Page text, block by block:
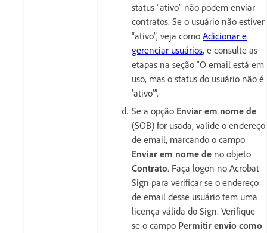
status “ativo” não podem enviar
contratos. Se o usuário não estiver
“ativo”, veja como Adicionar e
gerenciar usuários, e consulte as
etapas na seção “O email está em
uso, mas o status do usuário não é
‘ativo’”.
Se a opção Enviar em nome de
(SOB) for usada, valide o endereço
de email, marcando o campo
Enviar em nome de no objeto
Contrato. Faça logon no Acrobat
Sign para verificar se o endereço
de email desse usuário tem uma
licença válida do Sign. Verifique
se o campo Permitir envio como